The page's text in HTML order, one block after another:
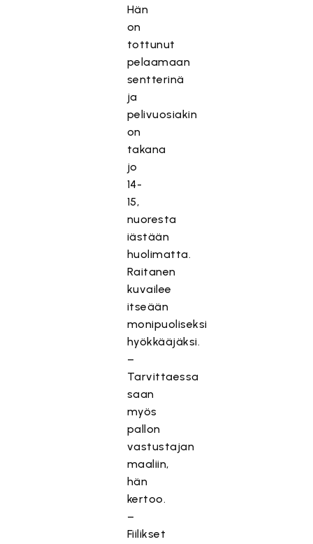
Hän
on
tottunut
pelaamaan
sentterinä
ja
pelivuosiakin
on
takana
jo
14-
15,
nuoresta
iästään
huolimatta.
Raitanen
kuvailee
itseään
monipuoliseksi
hyökkääjäksi.
–
Tarvittaessa
saan
myös
pallon
vastustajan
maaliin,
hän
kertoo.
–
Fiilikset